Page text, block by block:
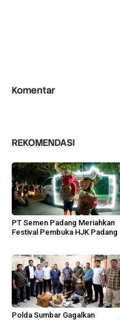
Komentar
REKOMENDASI
PT Semen Padang Meriahkan
Festival Pembuka HJK Padang
Polda Sumbar Gagalkan